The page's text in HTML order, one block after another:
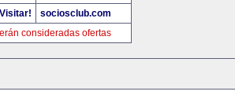
Visitar!
sociosclub.com
consideradas ofertas